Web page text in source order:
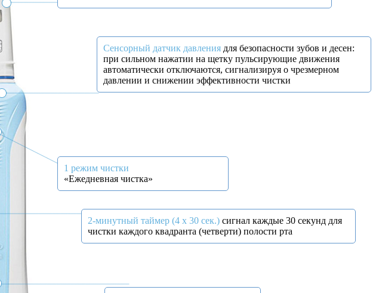
Сенсорный датчик давления для безопасности зубов и десен:
при сильном нажатии на щетку пульсирующие движения
автоматически отключаются, сигнализируя о чрезмерном
давлении и снижении эффективности чистки
1 режим чистки
«Ежедневная чистка»
2-минутный таймер (4 x 30 сек.) сигнал каждые 30 секунд для
чистки каждого квадранта (четверти) полости рта